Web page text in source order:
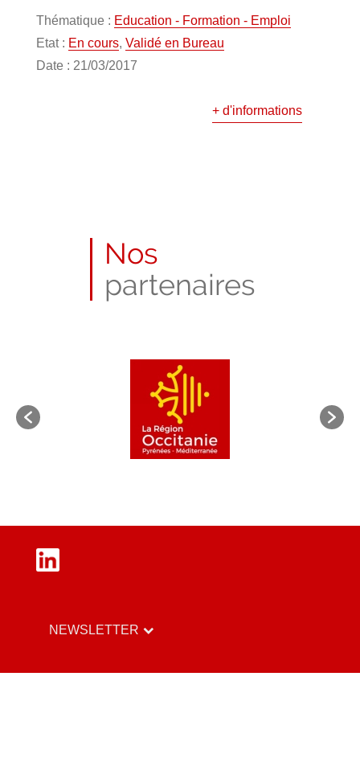
Thématique : Education - Formation - Emploi
Etat : En cours, Validé en Bureau
Date : 21/03/2017
+ d'informations
Nos
partenaires
LinkedIn
NEWSLETTER